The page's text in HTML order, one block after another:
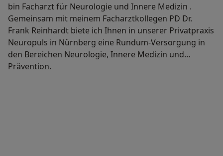
bin Facharzt für Neurologie und Innere Medizin .
Gemeinsam mit meinem Facharztkollegen PD Dr.
Frank Reinhardt biete ich Ihnen in unserer Privatpraxis
Neuropuls in Nürnberg eine Rundum-Versorgung in
den Bereichen Neurologie, Innere Medizin und
Prävention.